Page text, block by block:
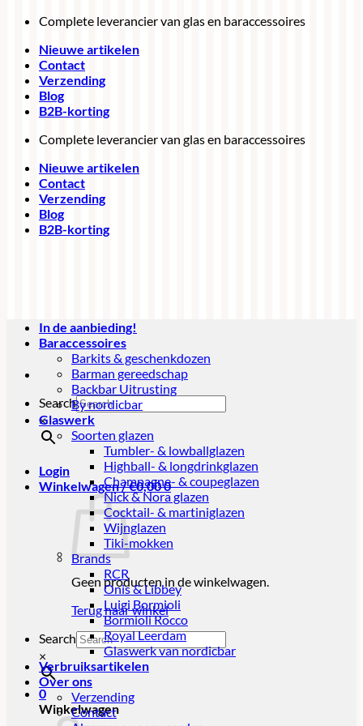
inhoud
Complete leverancier van glas en baraccessoires
Nieuwe artikelen
Contact
Verzending
Blog
B2B-korting
Complete leverancier van glas en baraccessoires
Nieuwe artikelen
Contact
Verzending
Blog
B2B-korting
Search
×
Login
Winkelwagen /€0,000
Geen producten in de winkelwagen.
Terug naar winkel
Search
×
0
Winkelwagen
In de aanbieding!
Baraccessoires
Barkits & geschenkdozen
Barman gereedschap
Backbar Uitrusting
By nordicbar
Glaswerk
Soorten glazen
Tumbler- & lowballglazen
Highball- & longdrinkglazen
Champagne- & coupeglazen
Nick & Nora glazen
Cocktail- & martiniglazen
Wijnglazen
Tiki-mokken
Brands
RCR
Onis & Libbey
Luigi Bormioli
Bormioli Rocco
Royal Leerdam
Glaswerk van nordicbar
Verbruiksartikelen
Over ons
Verzending
Contact